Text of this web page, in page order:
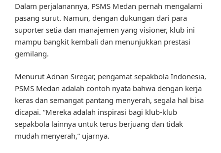
Dalam perjalanannya, PSMS Medan pernah mengalami
pasang surut. Namun, dengan dukungan dari para
suporter setia dan manajemen yang visioner, klub ini
mampu bangkit kembali dan menunjukkan prestasi
gemilang.
Menurut Adnan Siregar, pengamat sepakbola Indonesia,
PSMS Medan adalah contoh nyata bahwa dengan kerja
keras dan semangat pantang menyerah, segala hal bisa
dicapai. “Mereka adalah inspirasi bagi klub-klub
sepakbola lainnya untuk terus berjuang dan tidak
mudah menyerah,” ujarnya.